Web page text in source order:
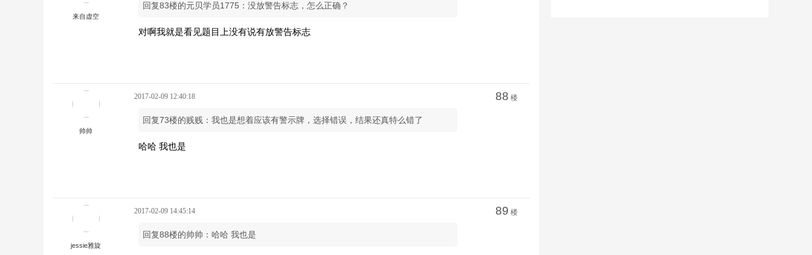
来自虚空
回复83楼的元贝学员1775：没放警告标志，怎么正确？
对啊我就是看见题目上没有说有放警告标志
帅帅
2017-02-09 12:40:18 88 楼
回复73楼的贱贱：我也是想着应该有警示牌，选择错误，结果还真特么错了
哈哈 我也是
jessie雅旋
2017-02-09 14:45:14 89 楼
回复88楼的帅帅：哈哈 我也是